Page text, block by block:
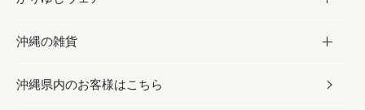
乾物／粉類
しょうゆ
みそ
伝統菓子
スナック
ビール・チューハイ
ワイン・ウィスキー・カクテル
スキンケア
ボディケア
かりゆしウェア
メンズ
沖縄の雑貨
雑貨
沖縄県内のお客様はこちら